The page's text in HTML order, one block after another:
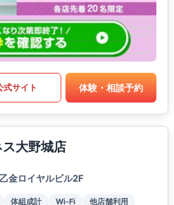
式サイト 体験・相談予約
大野城店
金ロイヤルビル2F
体組成計 Wi-Fi
他店舗利用